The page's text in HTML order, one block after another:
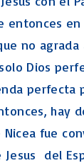
entonces en
no agrada
Dios
perfecta
hay
Nicea fue
Jesus del